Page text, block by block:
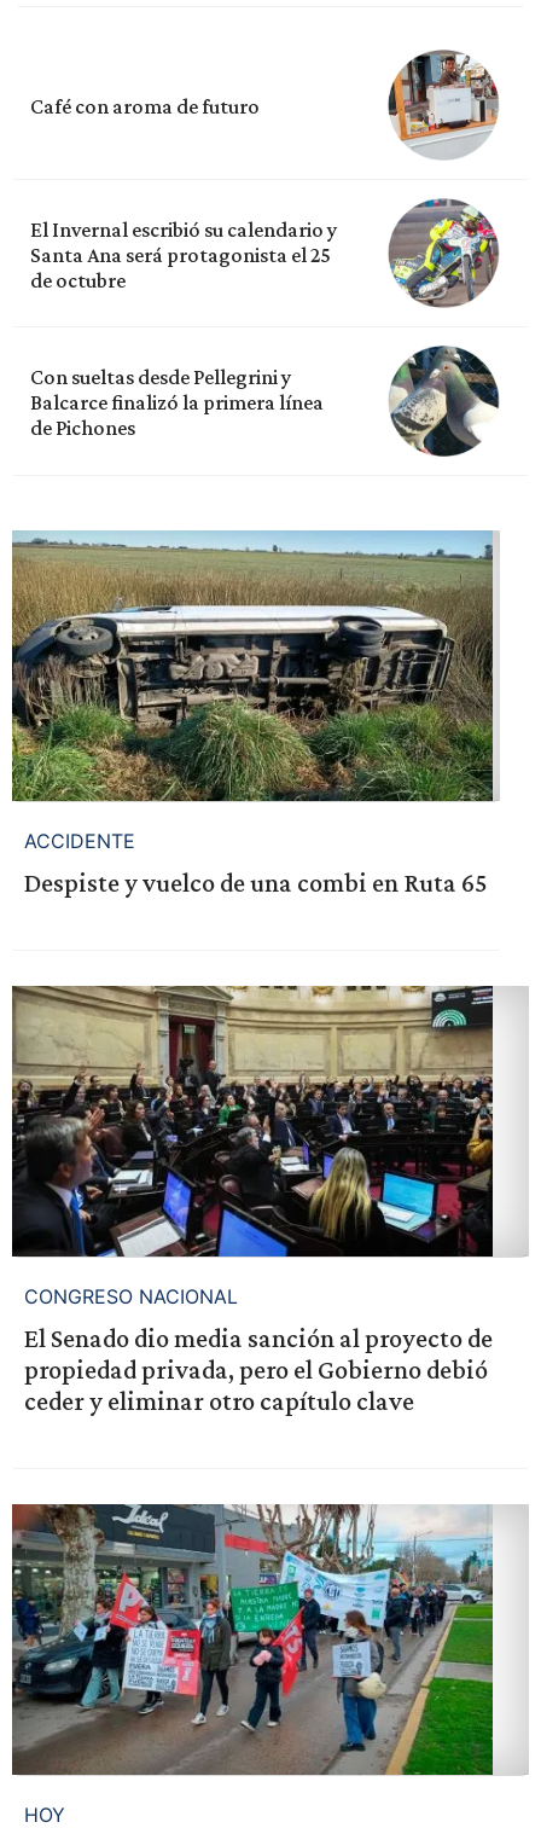
Café con aroma de futuro
El Invernal escribió su calendario y
Santa Ana será protagonista el 25
de octubre
Con sueltas desde Pellegrini y
Balcarce finalizó la primera línea
de Pichones
ACCIDENTE
Despiste y vuelco de una combi en Ruta 65
CONGRESO NACIONAL
El Senado dio media sanción al proyecto de
propiedad privada, pero el Gobierno debió
ceder y eliminar otro capítulo clave
HOY